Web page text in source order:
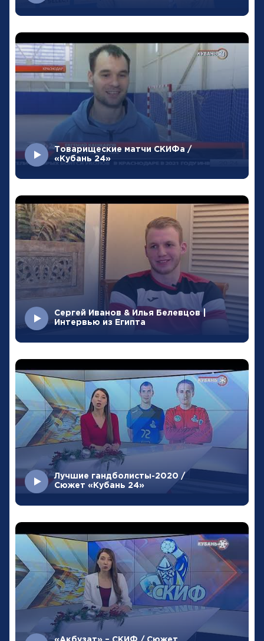
Товарищеские матчи СКИФа /
«Кубань 24»
Сергей Иванов & Илья Белевцов |
Интервью из Египта
Лучшие гандболисты-2020 /
Сюжет «Кубань 24»